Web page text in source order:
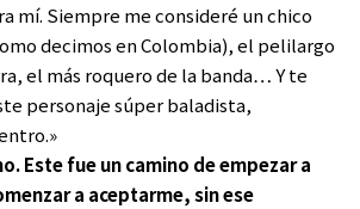
mí. Siempre me consideré un chico
decimos en Colombia), el pelilargo
el más roquero de la banda… Y te
personaje súper baladista,
Este fue un camino de empezar a
a aceptarme, sin ese